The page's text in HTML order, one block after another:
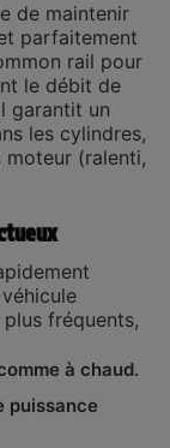
de maintenir
parfaitement
rail pour
le débit de
garantit un
les cylindres,
(ralenti,
fréquents,
à chaud.
puissance